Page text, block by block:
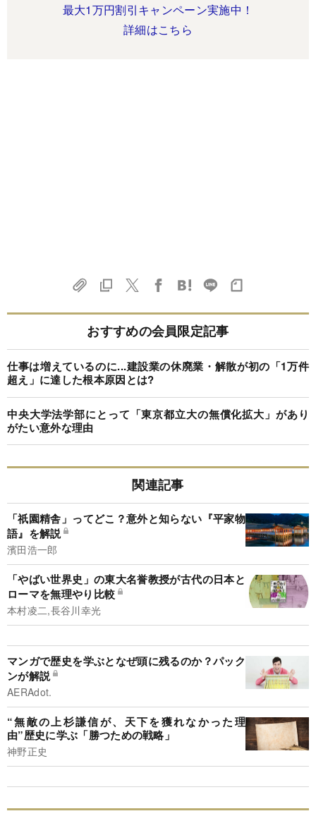
最大1万円割引キャンペーン実施中！
詳細はこちら
おすすめの会員限定記事
仕事は増えているのに...建設業の休廃業・解散が初の「1万件
超え」に達した根本原因とは?
中央大学法学部にとって「東京都立大の無償化拡大」があり
がたい意外な理由
関連記事
「祇園精舎」ってどこ？意外と知らない『平家物
語』を解説
濱田浩一郎
「やばい世界史」の東大名誉教授が古代の日本と
ローマを無理やり比較
本村凌二,長谷川幸光
マンガで歴史を学ぶとなぜ頭に残るのか？パック
ンが解説
AERAdot.
“無敵の上杉謙信が、天下を獲れなかった理
由”歴史に学ぶ「勝つための戦略」
神野正史